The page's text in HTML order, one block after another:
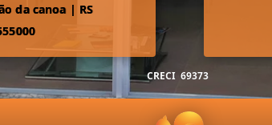
da canoa | RS
CRECI 69373